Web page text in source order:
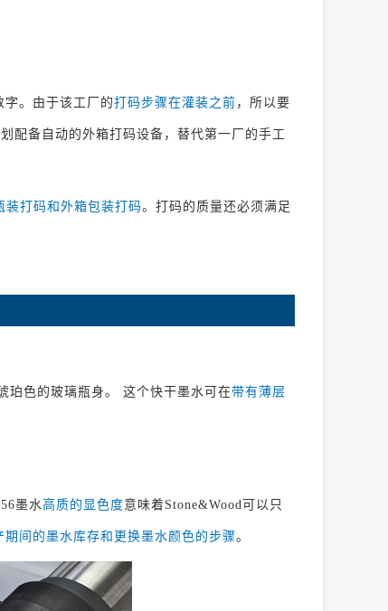
字。由于该工厂的打码步骤在灌装之前 ，所以要
配备自动的外箱打码设备，替代第一厂的手工
装打码和外箱包装打码。打码的质量还必须满足
珀色的玻璃瓶身。 这个快干墨水可在带有薄层
墨水高质的显色度意味着Stone&Wood可以只
期间的墨水库存和更换墨水颜色的步骤。